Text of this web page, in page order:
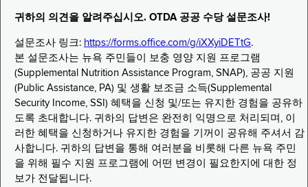
귀하의 의견을 알려주십시오. OTDA 공공 수당 설문조사!
설문조사 링크: https://forms.office.com/g/iXXyiDETtG.
본 설문조사는 뉴욕 주민들이 보충 영양 지원 프로그램
(Supplemental Nutrition Assistance Program, SNAP), 공공 지원
(Public Assistance, PA) 및 생활 보조금 소득(Supplemental
Security Income, SSI) 혜택을 신청 및/또는 유지한 경험을 공유하
도록 초대합니다. 귀하의 답변은 완전히 익명으로 처리되며, 이
러한 혜택을 신청하거나 유지한 경험을 기꺼이 공유해 주셔서 감
사합니다. 귀하의 답변을 통해 여러분을 비롯해 다른 뉴욕 주민
을 위해 필수 지원 프로그램에 어떤 변경이 필요한지에 대한 정
보가 전달됩니다.